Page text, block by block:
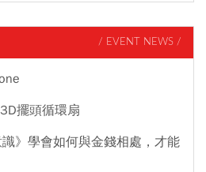
/ EVENT NEWS /
擺頭循環扇
》學會如何與金錢相處，才能